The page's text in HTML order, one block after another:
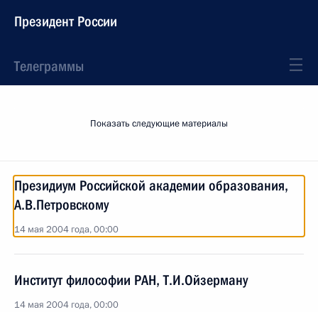
Президент России
Телеграммы
Показать следующие материалы
Президиум Российской академии образования,
А.В.Петровскому
14 мая 2004 года, 00:00
Институт философии РАН, Т.И.Ойзерману
14 мая 2004 года, 00:00